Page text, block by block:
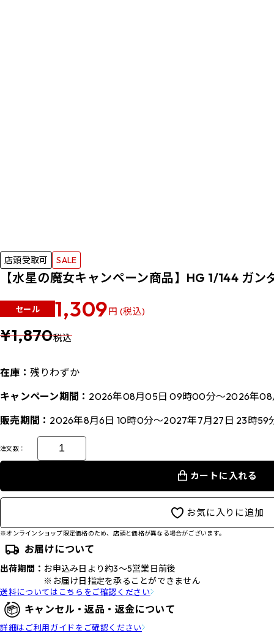
店頭受取可 SALE
【水星の魔女キャンペーン商品】HG 1/144 ガ
セール 1,309円 (税込)
¥1,870税込
在庫： 残りわずか
キャンペーン期間： 2026年08月05日 09時00分～2026年08
販売期間： 2026年8月6日 10時0分～2027年7月27日 23時59
注文数：
カートに入れる
お気に入りに追加
※オンラインショップ限定価格のため、店頭と価格が異なる場合がございます。
お届けについて
出荷期間： お申込み日より約3～5営業日前後
※お届け日指定を承ることができません
送料についてはこちらをご確認ください
キャンセル・返品・返金について
詳細はご利用ガイドをご確認ください